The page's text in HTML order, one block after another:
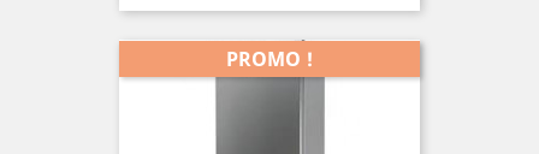
PROMO !